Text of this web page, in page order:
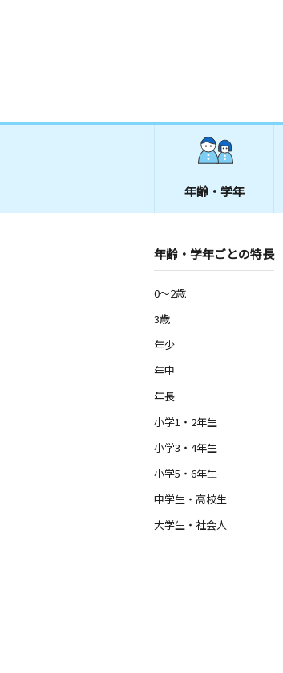
年齢・学年
年齢・学年ごとの特長
0～2歳
3歳
年少
年中
年長
小学1・2年生
小学3・4年生
小学5・6年生
中学生・高校生
大学生・社会人